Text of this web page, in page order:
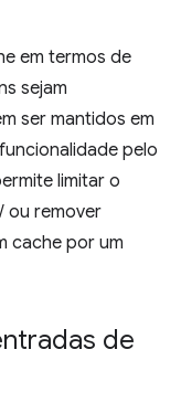
em termos de
sejam
ser mantidos em
pelo
limitar o
ou remover
cache por um
de